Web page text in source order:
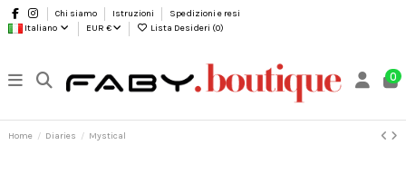
Chi siamo Istruzioni
Spedizioni e resi
Italiano
EUR € Lista Desideri (0)
0
Home Diaries Mystical